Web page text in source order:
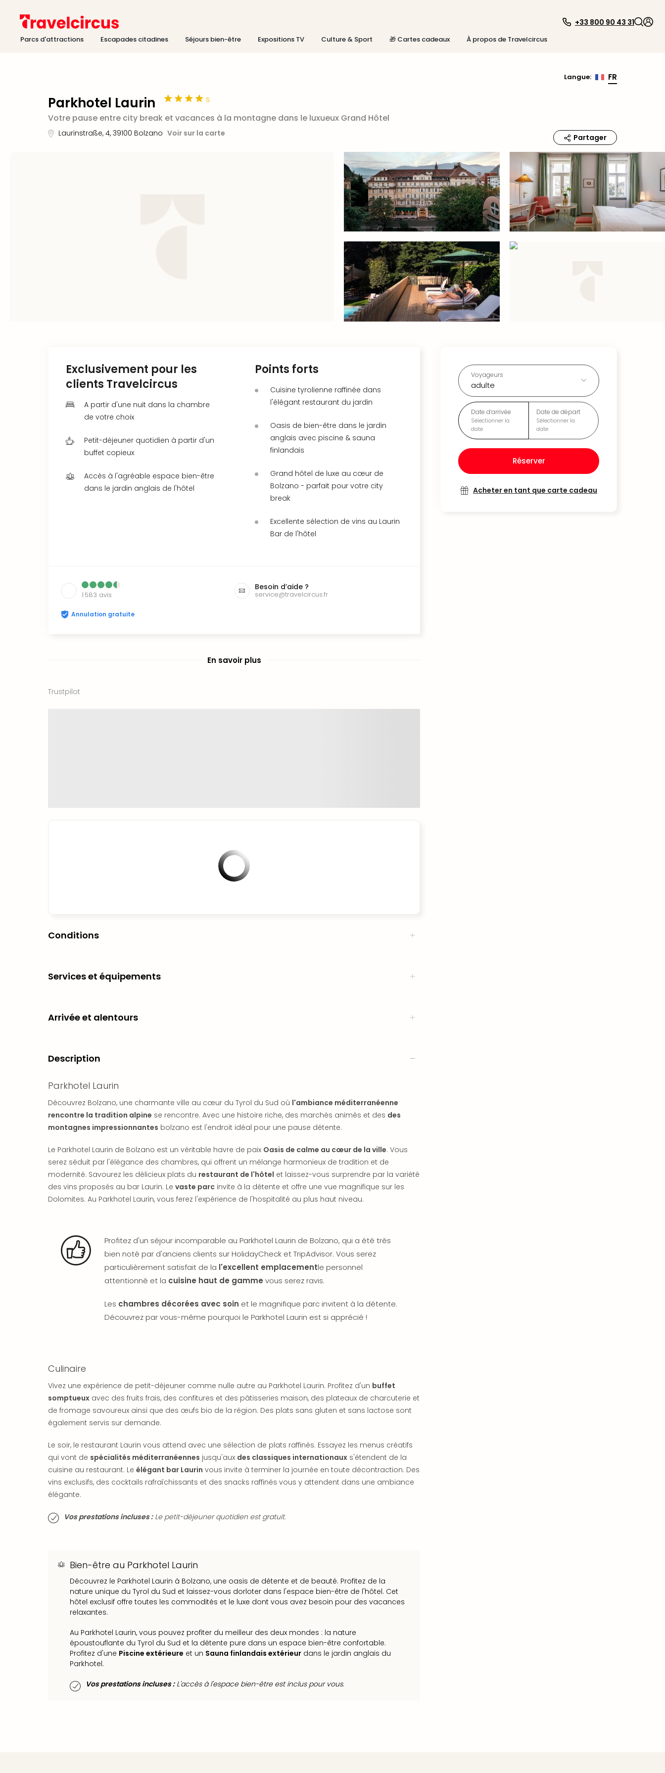
Parcs d'attractions Escapades citadines Séjours bien-être Expositions TV Culture & Sport 🎁 Cartes cadeaux À propos de Travelcircus
+33 800 90 43 31
Langue: FR
Parkhotel Laurin
s
Votre pause entre city break et vacances à la montagne dans le luxueux Grand Hôtel
Laurinstraße, 4, 39100 Bolzano Voir sur la carte Partager
Voyageurs
adulte
Date d’arrivée
Sélectionner la
date
Date de départ
Sélectionner la
date
Réserver
Acheter en tant que carte cadeau
Exclusivement pour les
clients Travelcircus
A partir d'une nuit dans la chambre
de votre choix
Petit-déjeuner quotidien à partir d'un
buffet copieux
Accès à l'agréable espace bien-être
dans le jardin anglais de l'hôtel
Points forts
Cuisine tyrolienne raffinée dans
l'élégant restaurant du jardin
Oasis de bien-être dans le jardin
anglais avec piscine & sauna
finlandais
Grand hôtel de luxe au cœur de
Bolzano - parfait pour votre city
break
Excellente sélection de vins au Laurin
Bar de l'hôtel
1 583 avis
Besoin d’aide ?
service@travelcircus.fr
Annulation gratuite
En savoir plus
Trustpilot
Conditions
Services et équipements
Arrivée et alentours
Description
Parkhotel Laurin
Découvrez Bolzano, une charmante ville au cœur du Tyrol du Sud où l'ambiance méditerranéenne
rencontre la tradition alpine se rencontre. Avec une histoire riche, des marchés animés et des des
montagnes impressionnantes bolzano est l'endroit idéal pour une pause détente.
Le Parkhotel Laurin de Bolzano est un véritable havre de paix Oasis de calme au cœur de la ville. Vous
serez séduit par l'élégance des chambres, qui offrent un mélange harmonieux de tradition et de
modernité. Savourez les délicieux plats du restaurant de l'hôtel et laissez-vous surprendre par la variété
des vins proposés au bar Laurin. Le vaste parc invite à la détente et offre une vue magnifique sur les
Dolomites. Au Parkhotel Laurin, vous ferez l'expérience de l'hospitalité au plus haut niveau.
Profitez d'un séjour incomparable au Parkhotel Laurin de Bolzano, qui a été très
bien noté par d'anciens clients sur HolidayCheck et TripAdvisor. Vous serez
particulièrement satisfait de la l'excellent emplacementle personnel
attentionné et la cuisine haut de gamme vous serez ravis.
Les chambres décorées avec soin et le magnifique parc invitent à la détente.
Découvrez par vous-même pourquoi le Parkhotel Laurin est si apprécié !
Culinaire
Vivez une expérience de petit-déjeuner comme nulle autre au Parkhotel Laurin. Profitez d'un buffet
somptueux avec des fruits frais, des confitures et des pâtisseries maison, des plateaux de charcuterie et
de fromage savoureux ainsi que des œufs bio de la région. Des plats sans gluten et sans lactose sont
également servis sur demande.
Le soir, le restaurant Laurin vous attend avec une sélection de plats raffinés. Essayez les menus créatifs
qui vont de spécialités méditerranéennes jusqu'aux des classiques internationaux s'étendent de la
cuisine au restaurant. Le élégant bar Laurin vous invite à terminer la journée en toute décontraction. Des
vins exclusifs, des cocktails rafraîchissants et des snacks raffinés vous y attendent dans une ambiance
élégante.
Vos prestations incluses :Le petit-déjeuner quotidien est gratuit.
Bien-être au Parkhotel Laurin
Découvrez le Parkhotel Laurin à Bolzano, une oasis de détente et de beauté. Profitez de la
nature unique du Tyrol du Sud et laissez-vous dorloter dans l'espace bien-être de l'hôtel. Cet
hôtel exclusif offre toutes les commodités et le luxe dont vous avez besoin pour des vacances
relaxantes.
Au Parkhotel Laurin, vous pouvez profiter du meilleur des deux mondes : la nature
époustouflante du Tyrol du Sud et la détente pure dans un espace bien-être confortable.
Profitez d'une Piscine extérieure et un Sauna finlandais extérieur dans le jardin anglais du
Parkhotel.
Vos prestations incluses :L'accès à l'espace bien-être est inclus pour vous.